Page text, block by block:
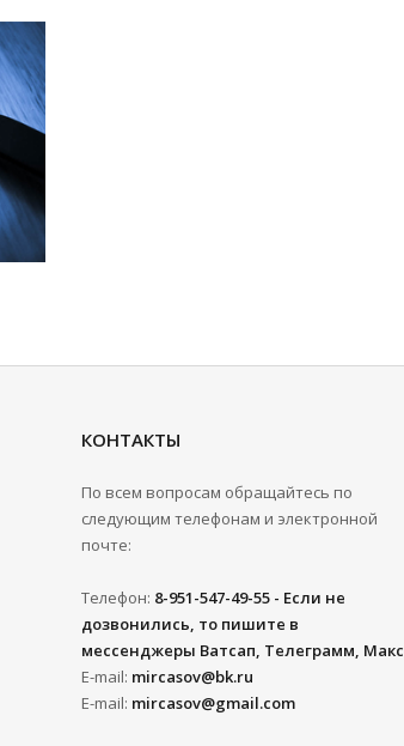
КОНТАКТЫ
По всем вопросам обращайтесь по
следующим телефонам и электронной
почте:
Телефон: 8-951-547-49-55 - Если не
дозвонились, то пишите в
мессенджеры Ватсап, Телеграмм, Макс
E-mail: mircasov@bk.ru
E-mail: mircasov@gmail.com